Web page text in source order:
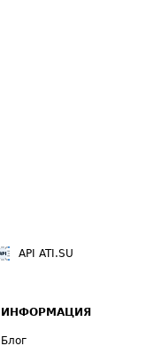
API ATI.SU
ИНФОРМАЦИЯ
Блог